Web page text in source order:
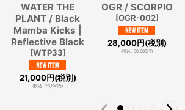
WATER THE
PLANT / Black
Mamba Kicks |
Reflective Black
[WTP33]
21,000円(税別)
(税込: 23,100円)
OGR / SCORPIO
[OGR-002]
28,000円(税別)
(税込: 30,800円)